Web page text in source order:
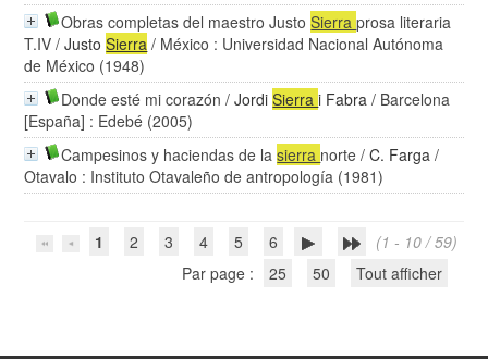
Obras completas del maestro JustoSierraprosa literaria
T.IV /JustoSierra / México : Universidad Nacional Autónoma
de México (1948)
Donde esté mi corazón /JordiSierrai Fabra / Barcelona
[España] : Edebé (2005)
Campesinos y haciendas de lasierra norte /C. Farga /
Otavalo : Instituto Otavaleño de antropología (1981)
1 2 3 4 5 6
(1 - 10 / 59)
Par page :
25 50 Tout afficher